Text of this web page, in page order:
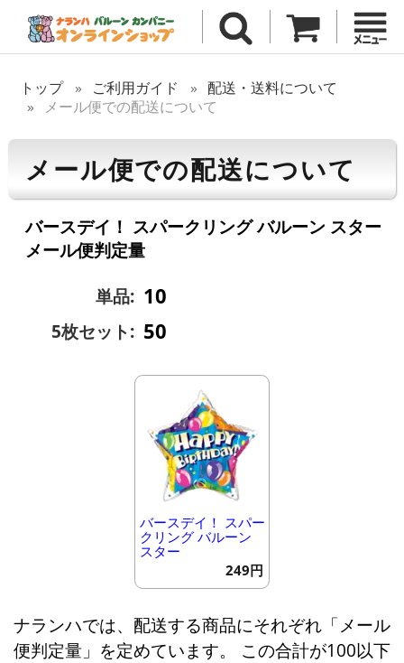
トップ ご利用ガイド
配送・送料について
メール便での配送について
メール便での配送について
バースデイ！ スパークリング バルーン スター
メール便判定量
単品: 10
5枚セット: 50
バースデイ！ スパー
クリング バルーン
スター
249円
ナランハでは、配送する商品にそれぞれ「メール
便判定量」を定めています。 この合計が100以下